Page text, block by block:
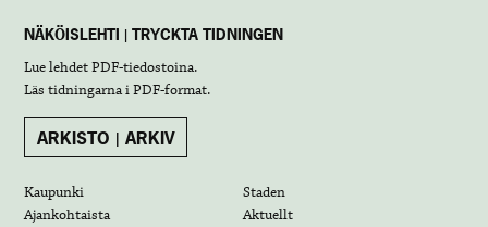
NÄKÖISLEHTI | TRYCKTA TIDNINGEN
Lue lehdetPDF-tiedostoina.
Läs tidningarna iPDF-format.
ARKISTO | ARKIV
Kaupunki
Staden
Ajankohtaista
Aktuellt